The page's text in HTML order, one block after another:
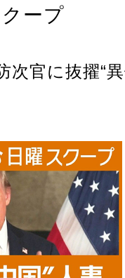
ープ
官に抜擢“異